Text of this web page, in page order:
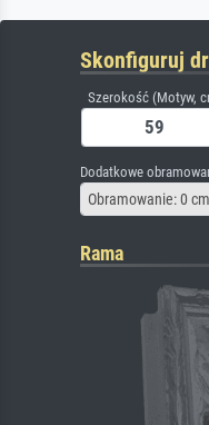
Skonfiguruj
Szerokość (Motyw,
Dodatkowe
Obramowanie: 0 cm
Rama